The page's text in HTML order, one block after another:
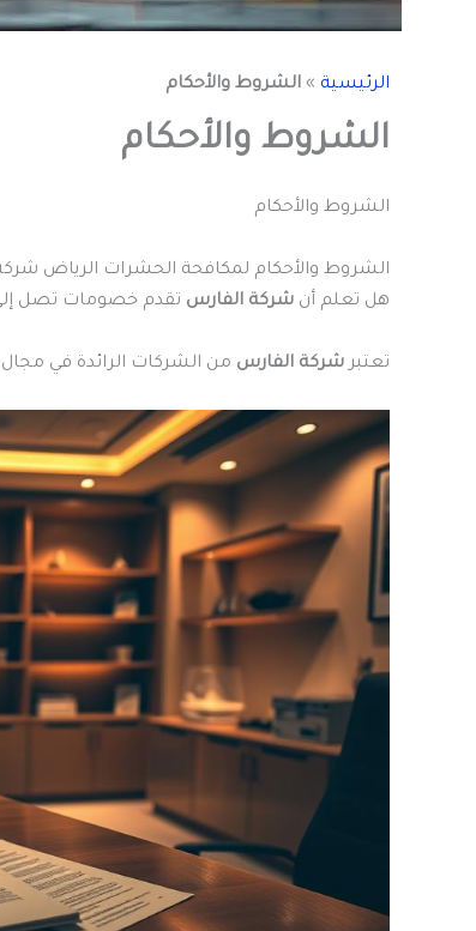
الرئيسية » الشروط والأحكام
الشروط والأحكام
الشروط والأحكام
الشروط والأحكام لمكافحة الحشرات الرياض
هل تعلم أن شركة الفارس تقدم خصومات تصل إلى 40% على جميع أنواع المبيدات
تعتبر شركة الفارس من الشركات الرائدة في مجال